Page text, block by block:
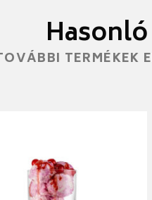
TERMÉKEK